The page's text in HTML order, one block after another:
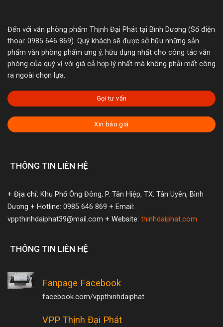
Đến với văn phòng phẩm Thịnh Đại Phát tại Bình Dương (Số điện
thoại: 0985 646 869). Quý khách sẽ được sở hữu những sản
phẩm văn phòng phẩm ưng ý, hữu dụng nhất cho công tác văn
phòng của quý vị với giá cả hợp lý nhất mà không phải mất công
ra ngoài chọn lựa.
Gọi tư vấn
Xin báo giá
THÔNG TIN LIÊN HỆ
+ Địa chỉ: Khu Phố Ông Đông, P. Tân Hiệp, TX. Tân Uyên, Bình
Dương + Hotline: 0985 646 869 + Email:
vppthinhdaiphat39@mail.com + Website: thinhdaiphat.com
THÔNG TIN LIÊN HỆ
Fanpage Facebook
facebook.com/vppthinhdaiphat
VPP Thịnh Đại Phát